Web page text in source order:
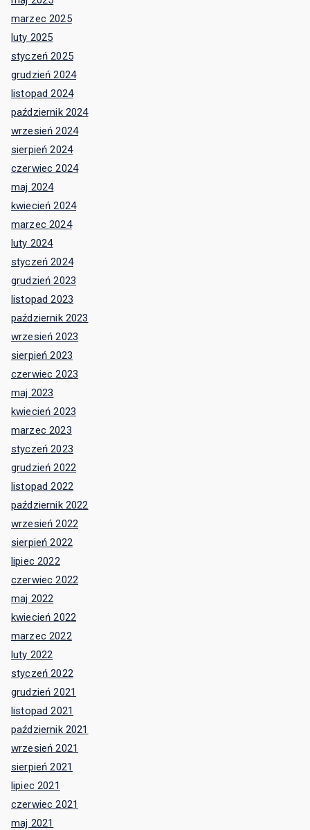
marzec 2025
luty 2025
styczeń 2025
grudzień 2024
listopad 2024
październik 2024
wrzesień 2024
sierpień 2024
czerwiec 2024
maj 2024
kwiecień 2024
marzec 2024
luty 2024
styczeń 2024
grudzień 2023
listopad 2023
październik 2023
wrzesień 2023
sierpień 2023
czerwiec 2023
maj 2023
kwiecień 2023
marzec 2023
styczeń 2023
grudzień 2022
listopad 2022
październik 2022
wrzesień 2022
sierpień 2022
lipiec 2022
czerwiec 2022
maj 2022
kwiecień 2022
marzec 2022
luty 2022
styczeń 2022
grudzień 2021
listopad 2021
październik 2021
wrzesień 2021
sierpień 2021
lipiec 2021
czerwiec 2021
maj 2021